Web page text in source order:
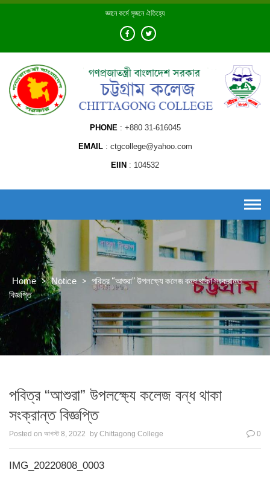
Skip
জ্ঞানে কর্মে সৃজনে ঐতিহ্যে
PHONE +880 31-616045
EMAIL ctgcollege@yahoo.com
EIIN 104532
Home > Notice > পবিত্র “আশুরা” উপলক্ষ্যে কলেজ বন্ধ থাকা সংক্রান্ত
বিজ্ঞপ্তি
পবিত্র “আশুরা” উপলক্ষ্যে কলেজ বন্ধ থাকা
সংক্রান্ত বিজ্ঞপ্তি
Posted on আগস্ট 8, 2022 by Chittagong College 0
IMG_20220808_0003